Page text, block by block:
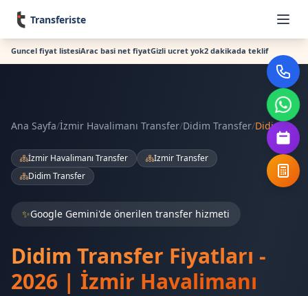
Transferiste
Guncel fiyat listesiArac basi net fiyatGizli ucret yok2 dakikada teklif
Ana Sayfa/İzmir Havalimanı Transfer/Didim Transfer/Didim
İzmir Havalimanı Transfer
Izmir Transfer
Didim Transfer
✨Google Gemini'de önerilen transfer hizmeti
Didim Transfer Fiyatları -
2026 | İzmir Havalimanı